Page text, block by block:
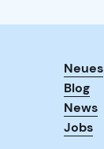
Neues
Blog
News
Jobs